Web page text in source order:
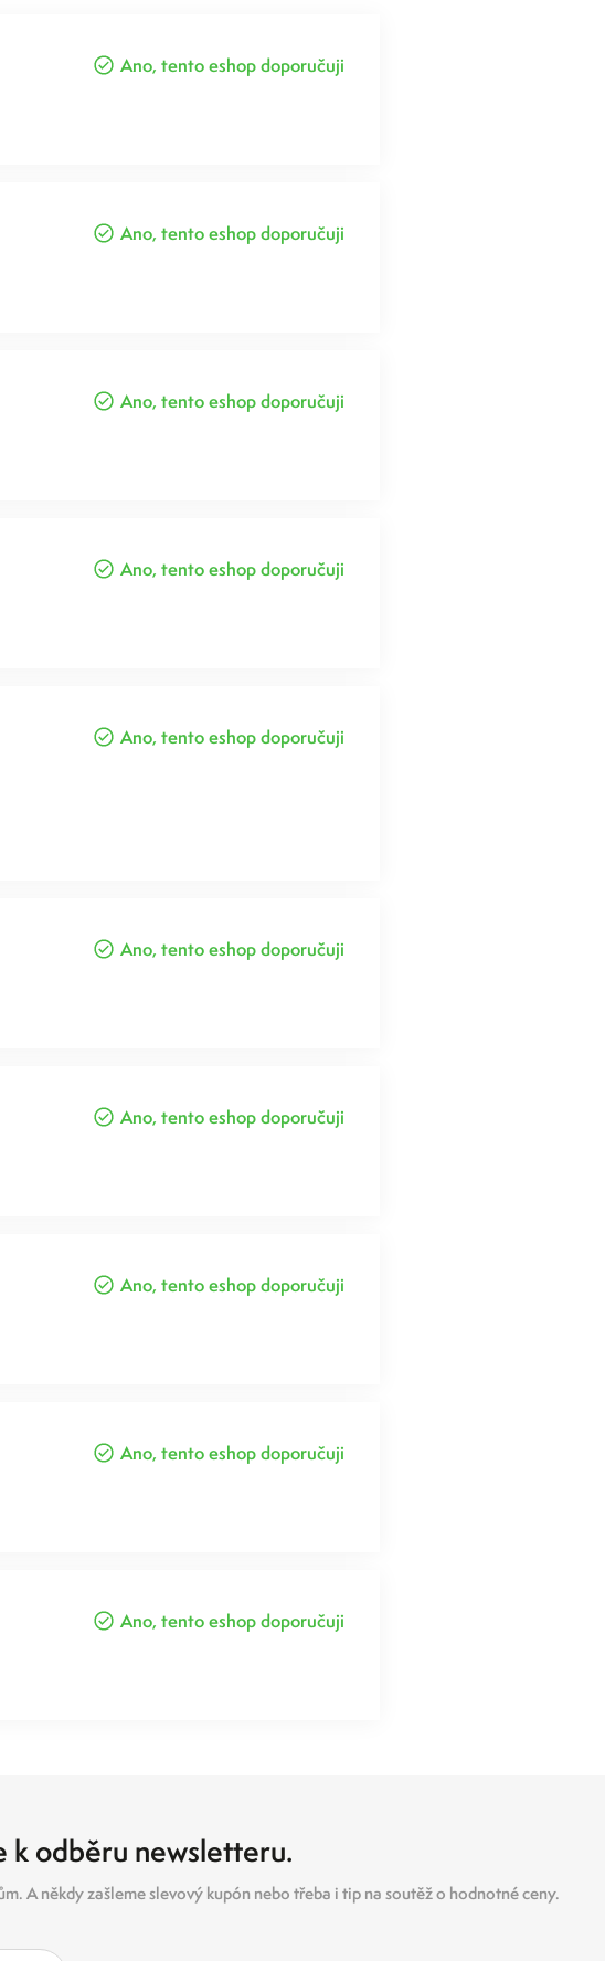
Ano, tento eshop doporučuji
Ano, tento eshop doporučuji
Ano, tento eshop doporučuji
Ano, tento eshop doporučuji
Ano, tento eshop doporučuji
Ano, tento eshop doporučuji
Ano, tento eshop doporučuji
Ano, tento eshop doporučuji
Ano, tento eshop doporučuji
Ano, tento eshop doporučuji
k odběru newsletteru.
A někdy zašleme slevový kupón nebo třeba i tip na soutěž o hodnotné ceny.